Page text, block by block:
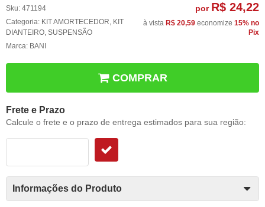
Sku: 471194
Categoria: KIT AMORTECEDOR, KIT
DIANTEIRO, SUSPENSÃO
Marca: BANI
por R$ 24,22
à vista R$ 20,59 economize 15% no
Pix
COMPRAR
Frete e Prazo
Calcule o frete e o prazo de entrega estimados para sua região:
Informações do Produto